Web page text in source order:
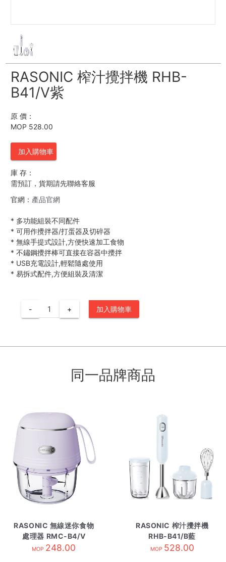
RASONIC 榨汁攪拌機 RHB-
B41/V紫
原 價：
MOP 528.00
加入購物車
庫 存：
需預訂，貨期請先聯絡客服
官網： 產品官網
* 多功能組裝不同配件
* 可用作攪拌器/打蛋器及切碎器
* 無線手提式設計,方便快速加工食物
* 不鏽鋼攪拌棒可直接在容器中攪拌
* USB充電設計,輕鬆隨處使用
* 易拆式配件,方便組裝及清潔
- + 加入購物車
同一品牌商品
RASONIC 無線迷你食物
處理器 RMC-B4/V
MOP 248.00
RASONIC 榨汁攪拌機
RHB-B41/B藍
MOP 528.00